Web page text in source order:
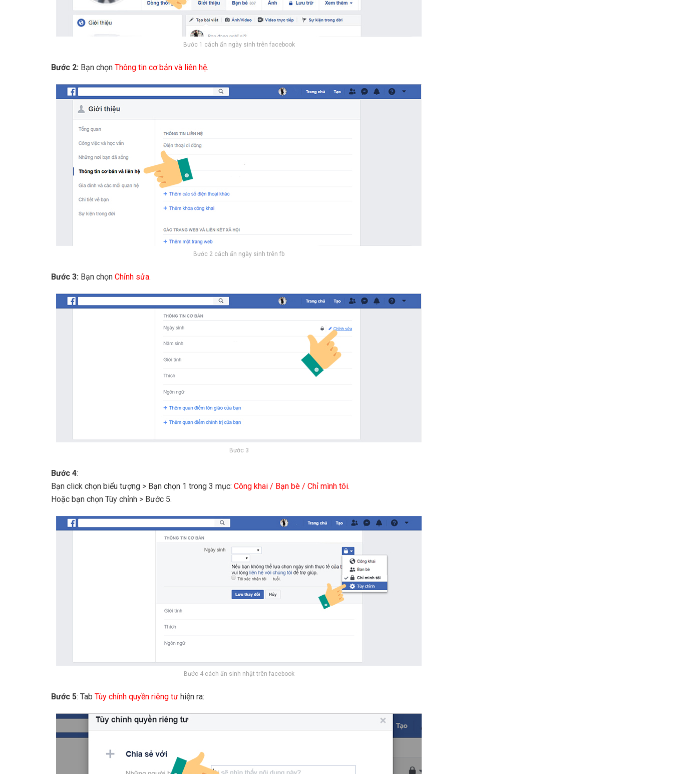
Bước 1 cách ẩn ngày sinh trên facebook
Bước 2: Bạn chọn Thông tin cơ bản và liên hệ.
Bước 2 cách ẩn ngày sinh trên fb
Bước 3: Bạn chọn Chỉnh sửa.
Bước 3
Bước 4:
Bạn click chọn biểu tượng > Bạn chọn 1 trong 3 mục: Công khai / Bạn bè / Chỉ mình tôi.
Hoặc bạn chọn Tùy chỉnh > Bước 5.
Bước 4 cách ẩn sinh nhật trên facebook
Bước 5: Tab Tùy chỉnh quyền riêng tư hiện ra: